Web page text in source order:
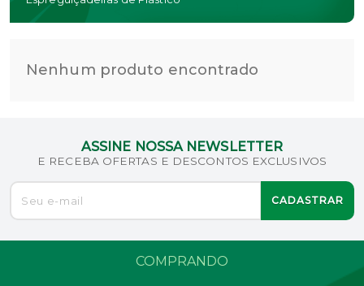
Nenhum produto encontrado
ASSINE NOSSA NEWSLETTER
E RECEBA OFERTAS E DESCONTOS EXCLUSIVOS
CADASTRAR
COMPRANDO